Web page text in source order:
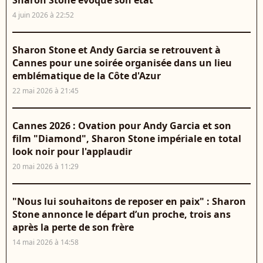
4 juin 2026 à 22:52
Sharon Stone et Andy Garcia se retrouvent à
Cannes pour une soirée organisée dans un lieu
emblématique de la Côte d'Azur
22 mai 2026 à 21:45
Cannes 2026 : Ovation pour Andy Garcia et son
film "Diamond", Sharon Stone impériale en total
look noir pour l'applaudir
20 mai 2026 à 11:29
"Nous lui souhaitons de reposer en paix" : Sharon
Stone annonce le départ d’un proche, trois ans
après la perte de son frère
14 mai 2026 à 14:58